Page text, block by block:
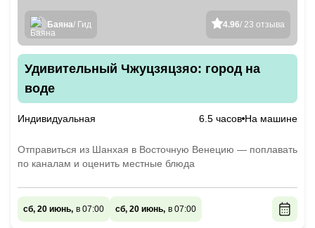
4.96/ 23 отзыва
Баяна/ Гид
Удивительный Чжуцзяцзяо: город на
воде
Индивидуальная 6.5 часов На машине
Отправиться из Шанхая в Восточную Венецию — поплавать
по каналам и оценить местные блюда
сб, 20 июнь, в 07:00 сб, 20 июнь, в 07:00